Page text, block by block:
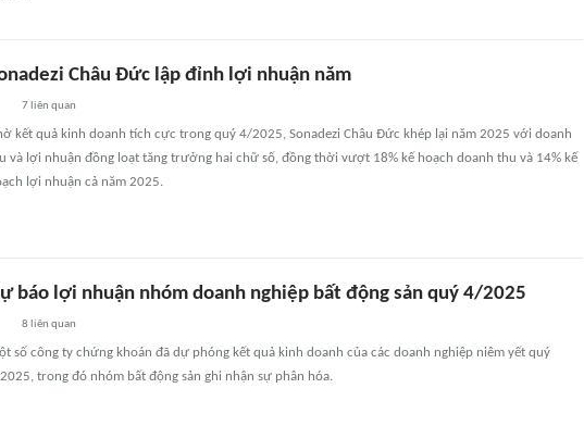
Châu Đức lập đỉnh lợi nhuận năm
7liên quan
kết quả kinh doanh tích cực trong quý 4/2025, Sonadezi Châu Đức khép lại năm 2025 với doanh
và lợi nhuận đồng loạt tăng trưởng hai chữ số, đồng thời vượt 18% kế hoạch doanh thu và 14% kế
lợi nhuận cả năm 2025.
báo lợi nhuận nhóm doanh nghiệp bất động sản quý 4/2025
8 liên quan
số công ty chứng khoán đã dự phóng kết quả kinh doanh của các doanh nghiệp niêm yết quý
trong đó nhóm bất động sản ghi nhận sự phân hóa.